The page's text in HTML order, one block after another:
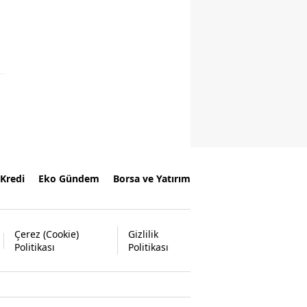
Kredi Eko Gündem Borsa ve Yatırım
Çerez (Cookie)
Politikası
Gizlilik
Politikası